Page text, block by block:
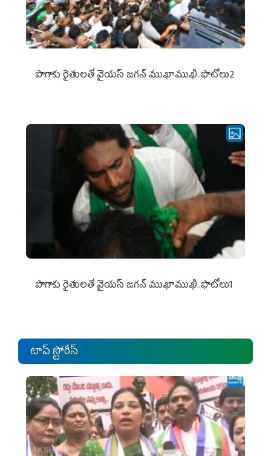
పొగాకు రైతుల‌తో వైయ‌స్ జ‌గ‌న్ ముఖాముఖి..ఫొటోలు2
పొగాకు రైతుల‌తో వైయ‌స్ జ‌గ‌న్ ముఖాముఖి..ఫొటోలు1
టాప్ స్టోరీస్